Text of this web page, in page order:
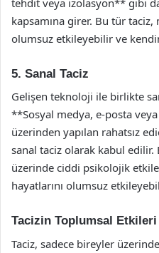
kapsamına girer. Bu tür taciz,
olumsuz etkileyebilir ve
5. Sanal Taciz
Gelişen teknoloji ile birlikte
**Sosyal medya, e-posta
üzerinden yapılan rahatsız
sanal taciz olarak kabul
üzerinde ciddi psikolojik
hayatlarını olumsuz
Tacizin Toplumsal Etkileri
Taciz, sadece bireyler